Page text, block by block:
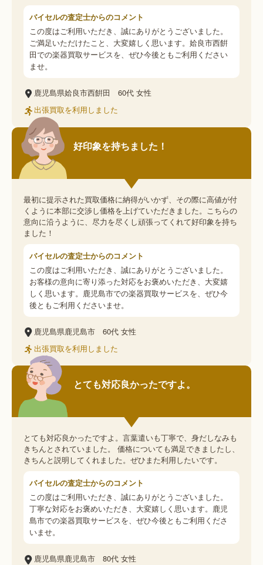
バイセルの査定士からのコメント
この度はご利用いただき、誠にありがとうございました。
ご満足いただけたこと、大変嬉しく思います。姶良市西餠
田での楽器買取サービスを、ぜひ今後ともご利用ください
ませ。
鹿児島県姶良市西餠田 60代 女性
出張買取を利用しました
好印象を持ちました！
最初に提示された買取価格に納得がいかず、その際に高値が付
くように本部に交渉し価格を上げていただきました。こちらの
意向に沿うように、尽力を尽くし頑張ってくれて好印象を持ち
ました！
バイセルの査定士からのコメント
この度はご利用いただき、誠にありがとうございました。
お客様の意向に寄り添った対応をお褒めいただき、大変嬉
しく思います。鹿児島市での楽器買取サービスを、ぜひ今
後ともご利用くださいませ。
鹿児島県鹿児島市 60代 女性
出張買取を利用しました
とても対応良かったですよ。
とても対応良かったですよ。言葉遣いも丁寧で、身だしなみも
きちんとされていました。 価格についても満足できましたし、
きちんと説明してくれました。ぜひまた利用したいです。
バイセルの査定士からのコメント
この度はご利用いただき、誠にありがとうございました。
丁寧な対応をお褒めいただき、大変嬉しく思います。鹿児
島市での楽器買取サービスを、ぜひ今後ともご利用くださ
いませ。
鹿児島県鹿児島市 80代 女性